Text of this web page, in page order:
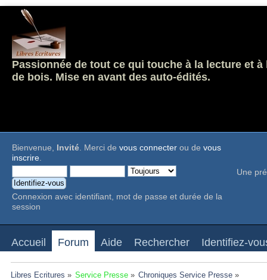
Passionnée de tout ce qui touche à la lecture et
de bois. Mise en avant des auto-édités.
Bienvenue, Invité. Merci de vous connecter ou de vous
inscrire.
Connexion avec identifiant, mot de passe et durée de la
session
Une
Accueil Forum Aide Rechercher Identifiez-
Libres Ecritures » Service Presse» Chroniques Service Presse »